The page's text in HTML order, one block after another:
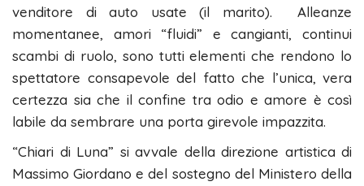
venditore di auto usate (il marito). Alleanze
momentanee, amori “fluidi” e cangianti, continui
scambi di ruolo, sono tutti elementi che rendono lo
spettatore consapevole del fatto che l’unica, vera
certezza sia che il confine tra odio e amore è così
labile da sembrare una porta girevole impazzita.
“Chiari di Luna” si avvale della direzione artistica di
Massimo Giordano e del sostegno del Ministero della